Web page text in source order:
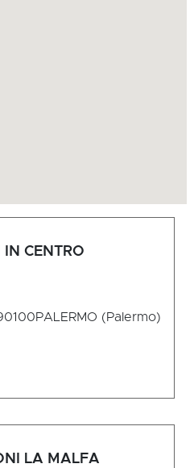
IN CENTRO
PALERMO (Palermo)
LA MALFA